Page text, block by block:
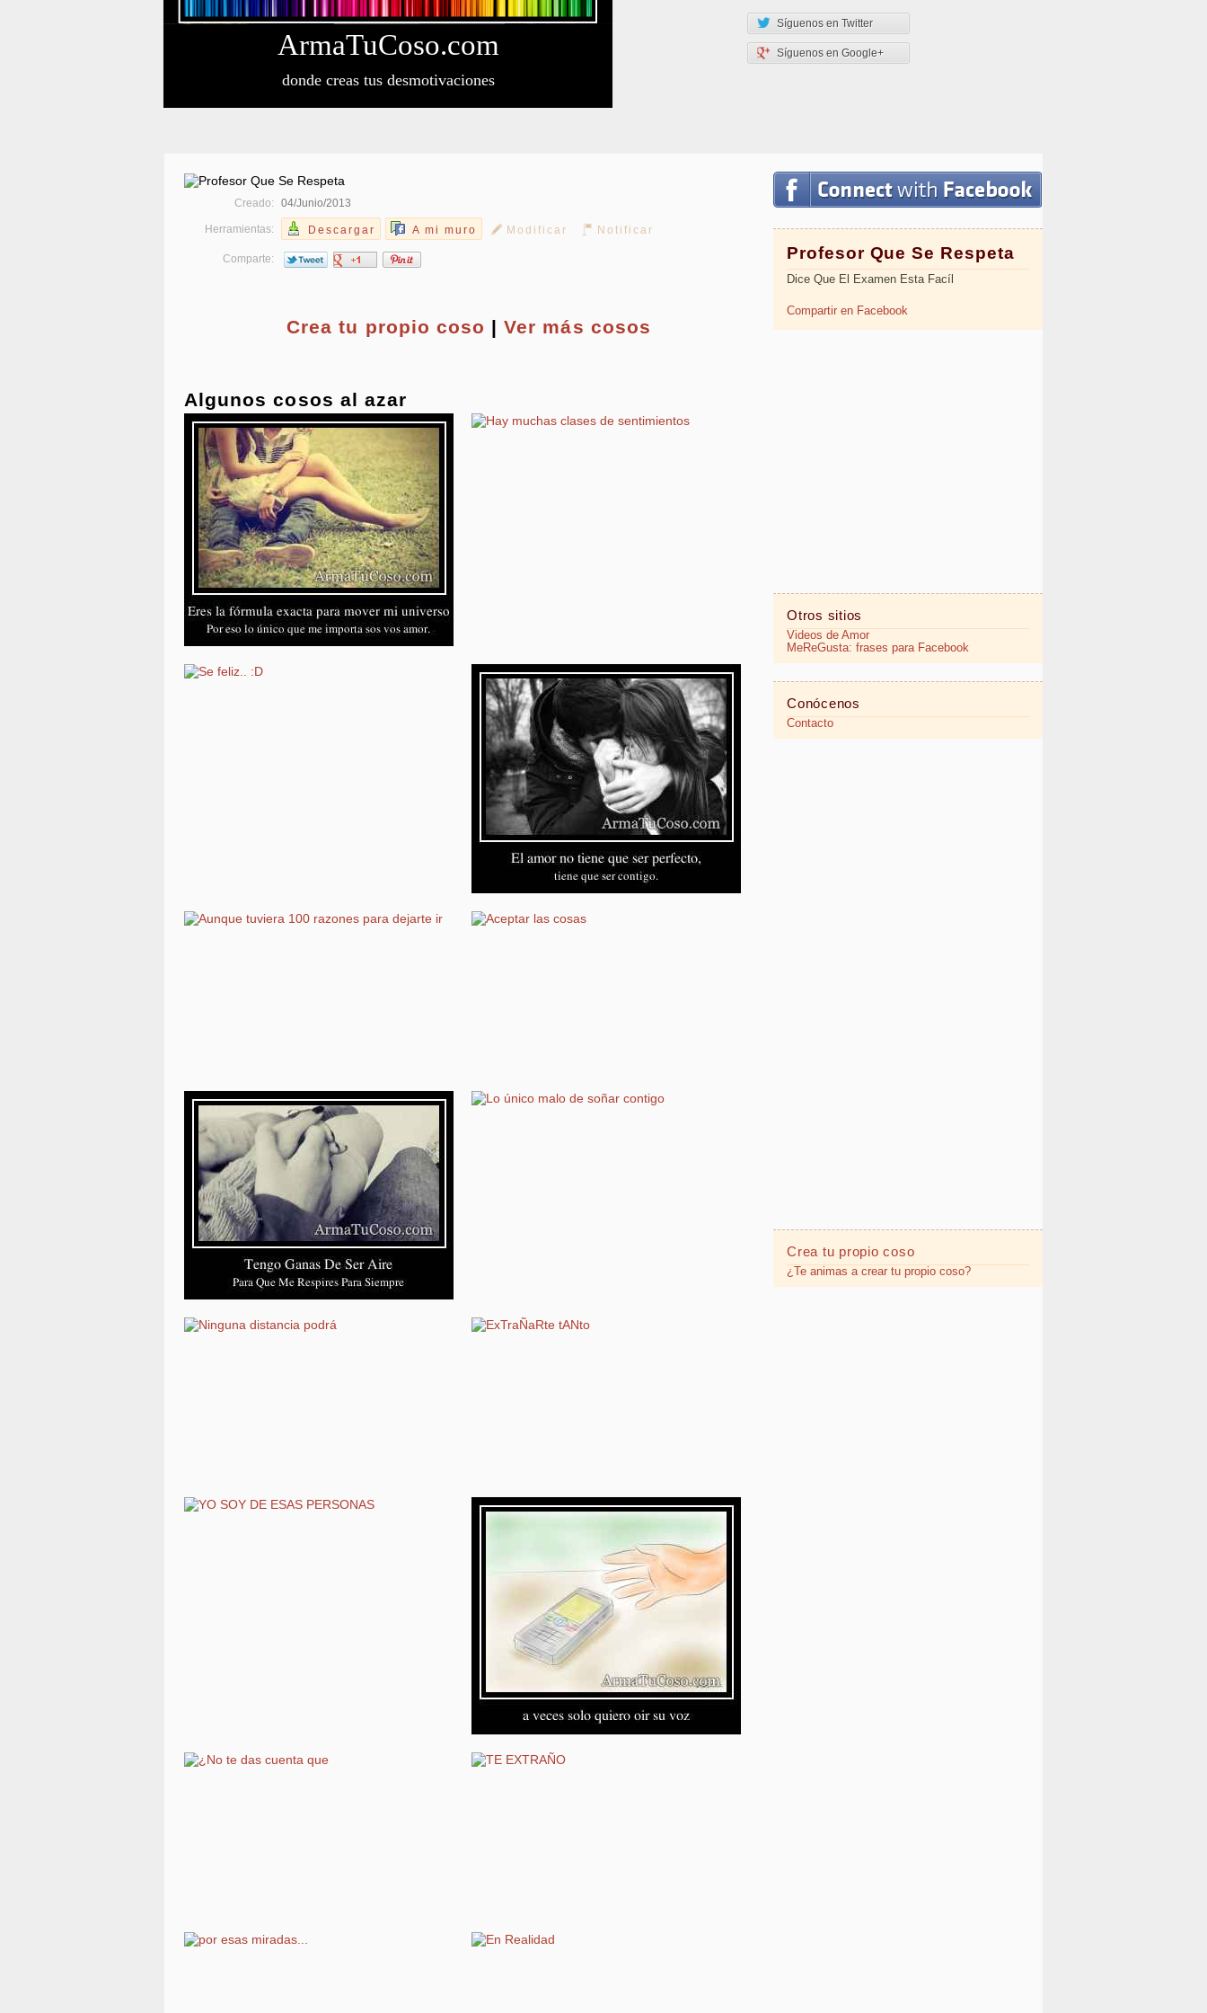
ArmaTuCoso.com
donde creas tus desmotivaciones
Creado: 04/Junio/2013
Herramientas: Descargar A mi muro Modificar Notificar
Comparte:
Crea tu propio coso |Ver más cosos
Algunos cosos al azar
Profesor Que Se Respeta
Dice Que El Examen Esta Facíl
Compartir en Facebook
Otros sitios
Videos de Amor
MeReGusta: frases para Facebook
Conócenos
Contacto
Crea tu propiocoso
¿Te animas a crear tu propio coso?
Síguenos en Twitter
Síguenos en Google+